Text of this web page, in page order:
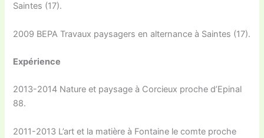
Saintes (17).
2009 BEPA Travaux paysagers en alternance à Saintes (17).
Expérience
2013-2014 Nature et paysage à Corcieux proche d’Epinal
88.
2011-2013 L’art et la matière à Fontaine le comte proche